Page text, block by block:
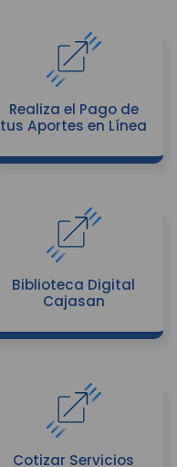
Realiza el Pago de
tus Aportes en Línea
Biblioteca Digital
Cajasan
Cotizar Servicios